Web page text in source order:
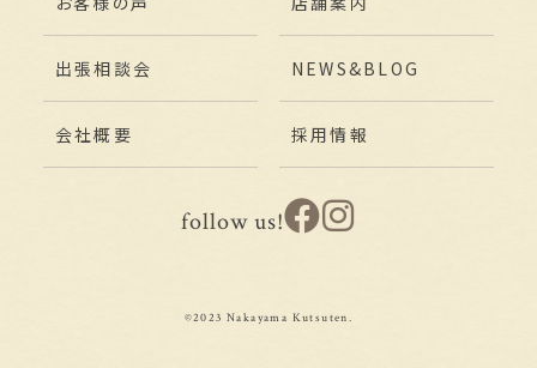
出張相談会 NEWS&BLOG
会社概要 採用情報
follow us!
©2023 Nakayama Kutsuten.